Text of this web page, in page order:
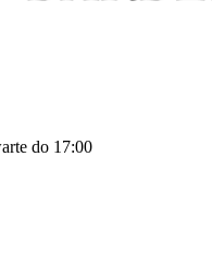
do 17:00